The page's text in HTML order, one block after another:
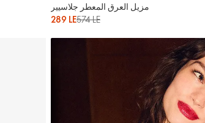
مزيل العرق المعطر جلاسيير
289 LE574 LE